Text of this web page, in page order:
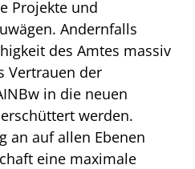
Projekte und
Andernfalls
des Amtes massiv
Vertrauen der
in die neuen
werden.
an auf allen Ebenen
eine maximale